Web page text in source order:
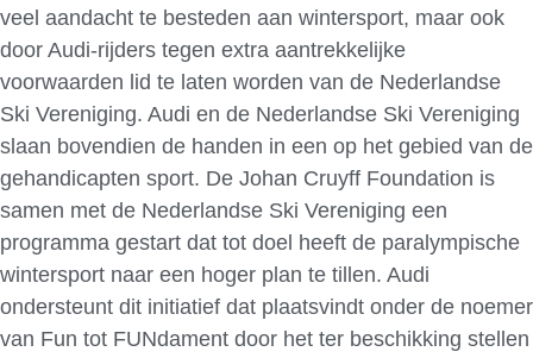
veel aandacht te besteden aan wintersport, maar ook
door Audi-rijders tegen extra aantrekkelijke
voorwaarden lid te laten worden van de Nederlandse
Ski Vereniging. Audi en de Nederlandse Ski Vereniging
slaan bovendien de handen in een op het gebied van de
gehandicapten sport. De Johan Cruyff Foundation is
samen met de Nederlandse Ski Vereniging een
programma gestart dat tot doel heeft de paralympische
wintersport naar een hoger plan te tillen. Audi
ondersteunt dit initiatief dat plaatsvindt onder de noemer
van Fun tot FUNdament door het ter beschikking stellen